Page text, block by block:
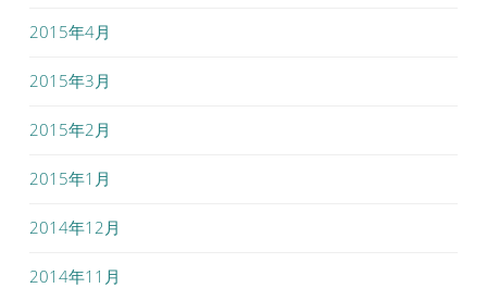
2015年4月
2015年3月
2015年2月
2015年1月
2014年12月
2014年11月